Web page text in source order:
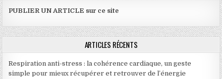
PUBLIER UN ARTICLE sur ce site
ARTICLES RÉCENTS
Respiration anti-stress : la cohérence cardiaque, un geste
simple pour mieux récupérer et retrouver de l’énergie